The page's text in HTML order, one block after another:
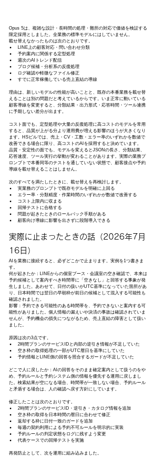
Opus 5は、複雑な設計・長時間の処理・難所の対応で価値を検証する
限定採用としました。全業務の標準モデルにはしていません。
載せ替えなかったものは次のとおりです。
LINE上の顧客対応・問い合わせ分類
予約案内に関係する定型処理
週次のAIトレンド配信
ブログ候補・分析系の反復処理
ログ確認や軽微なファイル修正
すでに正常稼働している売上直結の導線
理由は、新しいモデルの性能が高いことと、既存の本番業務を載せ替
えることは別の問題だと考えているからです。いま正常に動いている
顧客導線を変更すると、分類結果・出力形式・応答時間・ツール連携
に予期しない差分が出ます。
コスト面でも、定型処理や大量の反復処理に高コストのモデルを常用
すると、品質が上がる分より運用費が増える影響のほうが大きくなり
ます。HSビルでは、売上・CV・工数・エラー率のいずれかを数値で
改善できる場合に限り、高コストのAIを採用すると決めています。
品質・安定性の面でも、モデルを変えるとJSONの長さ、分類結果、
応答速度、ツール実行の挙動が変わることがあります。実際の業務プ
ロンプトで本番同等のテストを通していない状態で、顧客接点や予約
導線を載せ替えることはしません。
次のすべてを満たしたときに、載せ替えを再検討します。
実業務のプロンプトで既存モデルを明確に上回る
エラー率・分類精度・作業時間のいずれかが数値で改善する
コスト上限内に収まる
回帰テストに合格する
問題が起きたときのロールバック手順がある
顧客向け導線に影響を出さずに段階導入できる
実際に止まったときの話（2026年7月
16日）
AIを業務に接続すると、必ずどこかで止まります。実例を1つ書きま
す。
何が起きたか：LINEからの個室ブース・会議室の空き確認で、本来は
予約候補として案内すべき時間帯に「空きなし」と回答する事象が発
生しました。あわせて、日付の扱いがUTC基準になっていた箇所があ
り、日本時間では翌日の早朝枠が前日の候補として混入する可能性も
確認されました。
影響：予約できる可能性のある時間帯を、予約できないと案内する可
能性がありました。個人情報の漏えいや決済の事故は確認されていま
せんが、予約機会の損失につながるため、売上直結の障害として扱い
ました。
原因は次の3点です。
2時間プランのサービスIDと内部の逆引き情報が不足していた
空き枠の取得処理の一部がUTC暦日を基準にしていた
予約情報とLINE側の回答を照合するガードが不足していた
どこで人に戻したか：AIの回答をそのまま確定案内として扱うのをや
め、予約ルールと予約システム側の情報を優先する運用に戻しまし
た。検索結果が空になる場合、時間帯が一致しない場合、予約ルール
と矛盾する場合は、人の確認へ戻す方針にしています。
修正したことは次のとおりです。
2時間プランのサービスID・逆引き・カタログ情報を追加
空き枠の取得を日本時間の暦日に合わせて修正
返却する枠に日付一致のガードを追加
毎週の契約利用による予約不可ルールを明示的に実装
予約ルールの判定状態をログに残すよう変更
代表ケースでの回帰テストを実施
再発防止として、次を運用に組み込みました。